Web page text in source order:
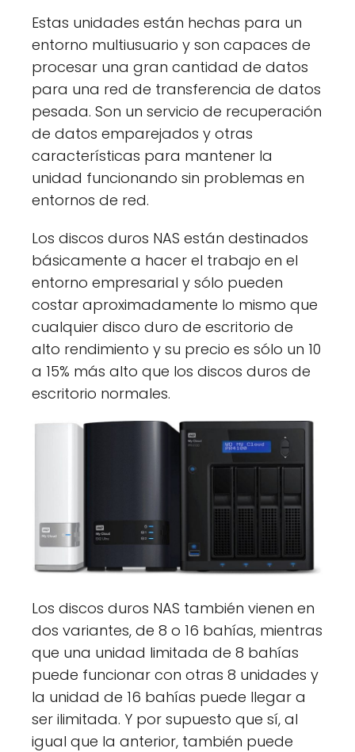
Estas unidades están hechas para un
entorno multiusuario y son capaces de
procesar una gran cantidad de datos
para una red de transferencia de datos
pesada. Son un servicio de recuperación
de datos emparejados y otras
características para mantener la
unidad funcionando sin problemas en
entornos de red.
Los discos duros NAS están destinados
básicamente a hacer el trabajo en el
entorno empresarial y sólo pueden
costar aproximadamente lo mismo que
cualquier disco duro de escritorio de
alto rendimiento y su precio es sólo un 10
a 15% más alto que los discos duros de
escritorio normales.
Los discos duros NAS también vienen en
dos variantes, de 8 o 16 bahías, mientras
que una unidad limitada de 8 bahías
puede funcionar con otras 8 unidades y
la unidad de 16 bahías puede llegar a
ser ilimitada. Y por supuesto que sí, al
igual que la anterior, también puede